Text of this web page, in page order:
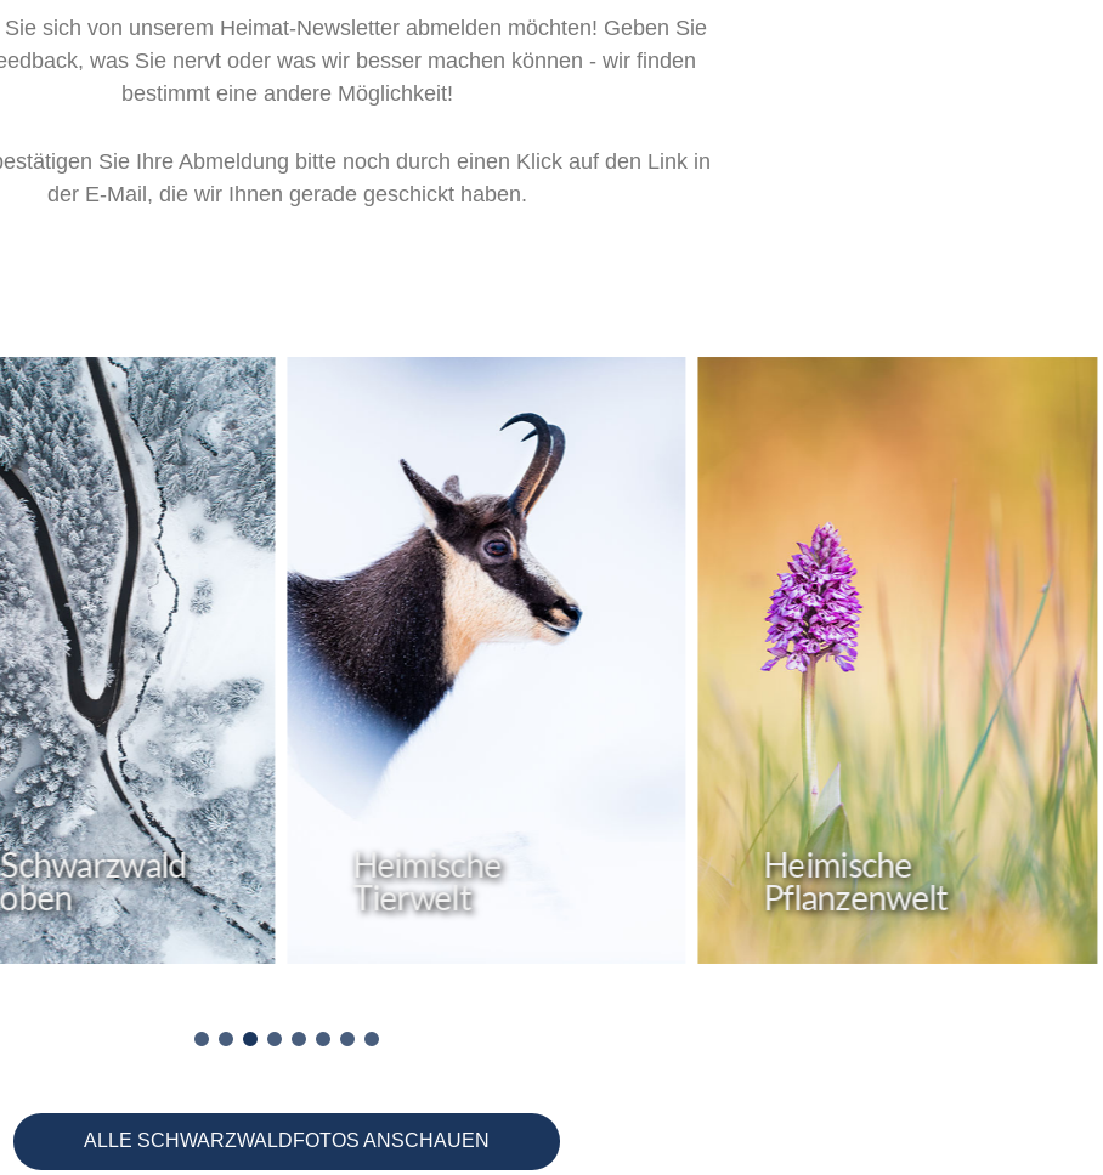
sich von unserem Heimat-Newsletter abmelden möchten! Geben Sie
was Sie nervt oder was wir besser machen können - wir finden
bestimmt eine andere Möglichkeit!
Sie Ihre Abmeldung bitte noch durch einen Klick auf den Link in
der E-Mail, die wir Ihnen gerade geschickt haben.
Heimische
Pflanzenwelt
Gebäude im
Schwarzwald
ALLE SCHWARZWALDFOTOS ANSCHAUEN